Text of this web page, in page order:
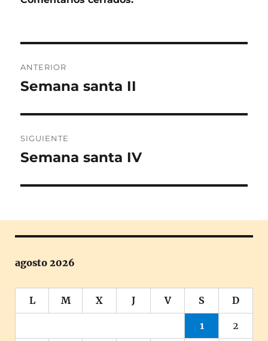
de
ANTERIOR
Entrada
Semana santa II
SIGUIENTE
Entrada
Semana santa IV
agosto 2026
L M X J V S D
1 2